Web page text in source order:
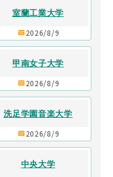
室蘭工業大学
2026/8/9
甲南女子大学
2026/8/9
洗足学園音楽大学
2026/8/9
中央大学